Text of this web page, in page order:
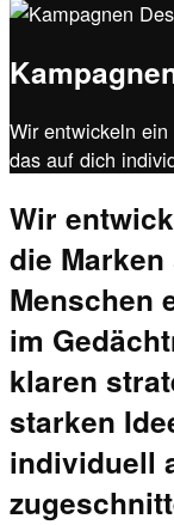
Wir entwickeln
das auf dich
Wir
die
Menschen
im
klaren
starken
individuell